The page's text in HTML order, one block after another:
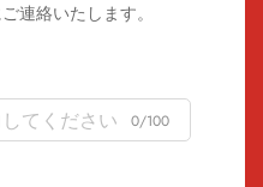
連絡いたします。
0/100